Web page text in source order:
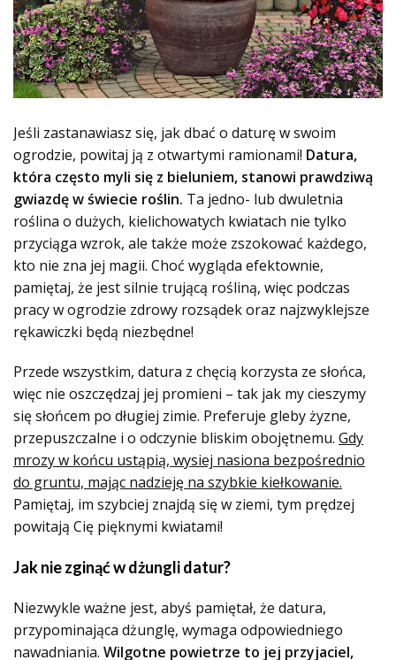
Jeśli zastanawiasz się, jak dbać o daturę w swoim
ogrodzie, powitaj ją z otwartymi ramionami! Datura,
która często myli się z bieluniem, stanowi prawdziwą
gwiazdę w świecie roślin. Ta jedno- lub dwuletnia
roślina o dużych, kielichowatych kwiatach nie tylko
przyciąga wzrok, ale także może zszokować każdego,
kto nie zna jej magii. Choć wygląda efektownie,
pamiętaj, że jest silnie trującą rośliną, więc podczas
pracy w ogrodzie zdrowy rozsądek oraz najzwyklejsze
rękawiczki będą niezbędne!
Przede wszystkim, datura z chęcią korzysta ze słońca,
więc nie oszczędzaj jej promieni – tak jak my cieszymy
się słońcem po długiej zimie. Preferuje gleby żyzne,
przepuszczalne i o odczynie bliskim obojętnemu. Gdy
mrozy w końcu ustąpią, wysiej nasiona bezpośrednio
do gruntu, mając nadzieję na szybkie kiełkowanie.
Pamiętaj, im szybciej znajdą się w ziemi, tym prędzej
powitają Cię pięknymi kwiatami!
Jak nie zginąć w dżungli datur?
Niezwykle ważne jest, abyś pamiętał, że datura,
przypominająca dżunglę, wymaga odpowiedniego
nawadniania. Wilgotne powietrze to jej przyjaciel,